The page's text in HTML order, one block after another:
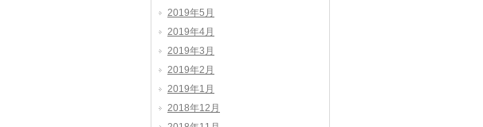
2019年5月
2019年4月
2019年3月
2019年2月
2019年1月
2018年12月